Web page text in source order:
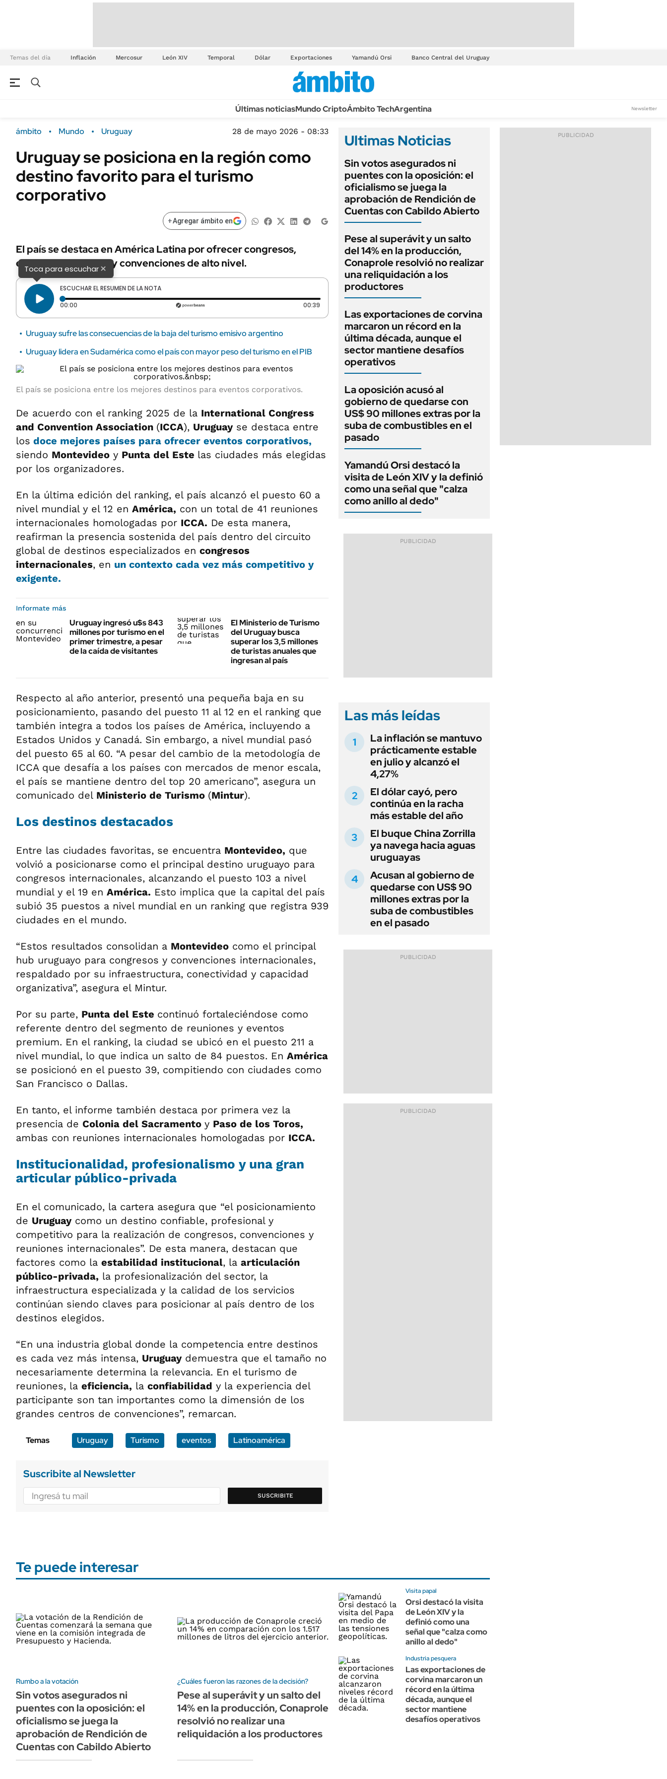
Temas del día Inflación Mercosur León XIV Temporal Dólar Exportaciones Yamandú Orsi Banco Central del Uruguay
Últimas noticiasMundo CriptoÁmbito TechArgentina Newsletter
ámbito Mundo Uruguay 28 de mayo 2026 - 08:33
Uruguay se posiciona en la región como
destino favorito para el turismo
corporativo
+Agregar ámbito en
El país se destaca en América Latina por ofrecer congresos,
eventos asociativos y convenciones de alto nivel.
Toca para escuchar×
ESCUCHAR EL RESUMEN DE LA NOTA
00:00 Tiempo transcurrido: 0 segundos 00:39
Uruguay sufre las consecuencias de la baja del turismo emisivo argentino
Uruguay lidera en Sudamérica como el país con mayor peso del turismo en el PIB
El país se posiciona entre los mejores destinos para eventos corporativos.
De acuerdo con el ranking 2025 de la International Congress
and Convention Association (ICCA), Uruguayse destaca entre
los doce mejores países para ofrecer eventos corporativos,
siendo Montevideo y Punta del Este las ciudades más elegidas
por los organizadores.
En la última edición del ranking, el país alcanzó el puesto 60 a
nivel mundial y el 12 en América, con un total de 41 reuniones
internacionales homologadas por ICCA. De esta manera,
reafirman la presencia sostenida del país dentro del circuito
global de destinos especializados en congresos
internacionales, en un contexto cada vez más competitivo y
exigente.
Informate más
Uruguay ingresó u$s 843
millones por turismo en el
primer trimestre, a pesar
de la caída de visitantes
El Ministerio de Turismo
del Uruguay busca
superar los 3,5 millones
de turistas anuales que
ingresan al país
Respecto al año anterior, presentó una pequeña baja en su
posicionamiento, pasando del puesto 11 al 12 en el ranking que
también integra a todos los países de América, incluyendo a
Estados Unidos y Canadá. Sin embargo, a nivel mundial pasó
del puesto 65 al 60. “A pesar del cambio de la metodología de
ICCA que desafía a los países con mercados de menor escala,
el país se mantiene dentro del top 20 americano”, asegura un
comunicado del Ministerio de Turismo (Mintur).
Los destinos destacados
Entre las ciudades favoritas, se encuentra Montevideo, que
volvió a posicionarse como el principal destino uruguayo para
congresos internacionales, alcanzando el puesto 103 a nivel
mundial y el 19 en América. Esto implica que la capital del país
subió 35 puestos a nivel mundial en un ranking que registra 939
ciudades en el mundo.
“Estos resultados consolidan a Montevideo como el principal
hub uruguayo para congresos y convenciones internacionales,
respaldado por su infraestructura, conectividad y capacidad
organizativa”, asegura el Mintur.
Por su parte, Punta del Este continuó fortaleciéndose como
referente dentro del segmento de reuniones y eventos
premium. En el ranking, la ciudad se ubicó en el puesto 211 a
nivel mundial, lo que indica un salto de 84 puestos. En América
se posicionó en el puesto 39, compitiendo con ciudades como
San Francisco o Dallas.
En tanto, el informe también destaca por primera vez la
presencia de Colonia del Sacramento y Paso de los Toros,
ambas con reuniones internacionales homologadas por ICCA.
Institucionalidad, profesionalismo y una gran
articular público-privada
En el comunicado, la cartera asegura que “el posicionamiento
de Uruguaycomo un destino confiable, profesional y
competitivo para la realización de congresos, convenciones y
reuniones internacionales”. De esta manera, destacan que
factores como la estabilidad institucional, la articulación
público-privada, la profesionalización del sector, la
infraestructura especializada y la calidad de los servicios
continúan siendo claves para posicionar al país dentro de los
destinos elegidos.
“En una industria global donde la competencia entre destinos
es cada vez más intensa, Uruguaydemuestra que el tamaño no
necesariamente determina la relevancia. En el turismo de
reuniones, la eficiencia, la confiabilidad y la experiencia del
participante son tan importantes como la dimensión de los
grandes centros de convenciones”, remarcan.
Temas Uruguay Turismo eventos Latinoamérica
Suscribite al Newsletter
SUSCRIBITE
Ultimas Noticias
Sin votos asegurados ni
puentes con la oposición: el
oficialismo se juega la
aprobación de Rendición de
Cuentas con Cabildo Abierto
Pese al superávit y un salto
del 14% en la producción,
Conaprole resolvió no realizar
una reliquidación a los
productores
Las exportaciones de corvina
marcaron un récord en la
última década, aunque el
sector mantiene desafíos
operativos
La oposición acusó al
gobierno de quedarse con
US$ 90 millones extras por la
suba de combustibles en el
pasado
Yamandú Orsi destacó la
visita de León XIV y la definió
como una señal que "calza
como anillo al dedo"
Las más leídas
La inflación se mantuvo
prácticamente estable
en julio y alcanzó el
4,27%
El dólar cayó, pero
continúa en la racha
más estable del año
El buque China Zorrilla
ya navega hacia aguas
uruguayas
Acusan al gobierno de
quedarse con US$ 90
millones extras por la
suba de combustibles
en el pasado
Te puede interesar
Rumbo a la votación
Sin votos asegurados ni
puentes con la oposición: el
oficialismo se juega la
aprobación de Rendición de
Cuentas con Cabildo Abierto
¿Cuáles fueron las razones de la decisión?
Pese al superávit y un salto del
14% en la producción, Conaprole
resolvió no realizar una
reliquidación a los productores
Visita papal
Orsi destacó la visita
de León XIV y la
definió como una
señal que "calza como
anillo al dedo"
Industria pesquera
Las exportaciones de
corvina marcaron un
récord en la última
década, aunque el
sector mantiene
desafíos operativos